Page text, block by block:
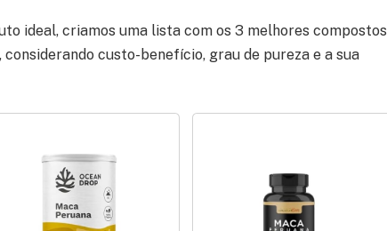
ideal, criamos uma lista com os 3 melhores compostos
custo-benefício, grau de pureza e a sua